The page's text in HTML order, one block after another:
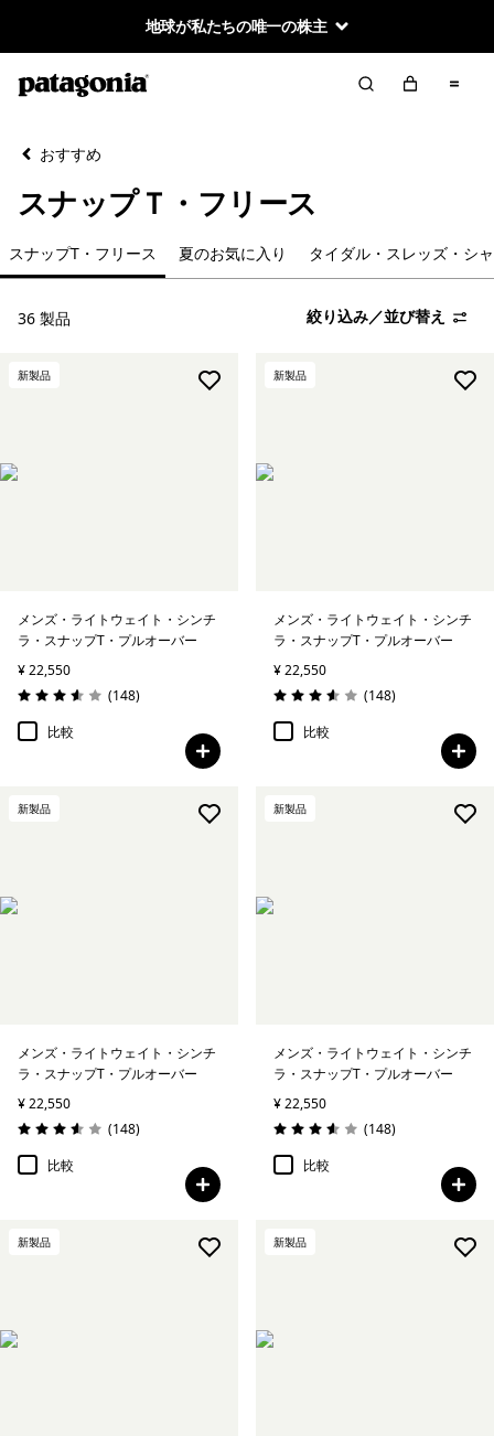
地球が私たちの唯一の株主
絞り込み／並び替え
絞り込み
在庫のあるサイズ
おすすめ
スナップＴ・フリース
スナップT・フリース 夏のお気に入り タイダル・スレッズ・シ
36 製品 絞り込み／並び替え
新製品
メンズ・ライトウェイト・シンチ
ラ・スナップT・プルオーバー
¥ 22,550
評価: 3.6 / 5
(148レビュー
)
比較
新製品
メンズ・ライトウェイト・シンチ
ラ・スナップT・プルオーバー
¥ 22,550
評価: 3.6 / 5
(148レビュー
)
比較
新製品
メンズ・ライトウェイト・シンチ
ラ・スナップT・プルオーバー
¥ 22,550
評価: 3.6 / 5
(148レビュー
)
比較
新製品
メンズ・ライトウェイト・シンチ
ラ・スナップT・プルオーバー
¥ 22,550
評価: 3.6 / 5
(148レビュー
)
比較
新製品 新製品